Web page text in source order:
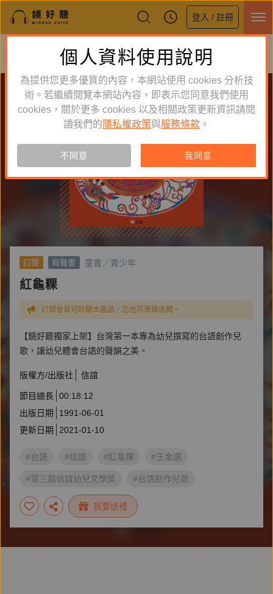
登入 / 註冊
鏡好聽全新APP上線
體驗全面升級，即刻下載
訂閱 有聲書 童書／青少年
紅龜粿
訂閱會員可聆聽本產品，您也可單購收藏。
【鏡好聽獨家上架】台灣第一本專為幼兒撰寫的台語創作兒
歌，讓幼兒體會台語的聲韻之美。
版權方/出版社 信誼
節目總長 00:18:12
出版日期
1991-06-01
更新日期
2021-01-10
#台語 #信誼 #紅龜粿 #王金選
#第三屆信誼幼兒文學獎 #台語創作兒歌
#台語有聲書
我要送禮
個人資料使用說明
為提供您更多優質的內容，本網站使用 cookies 分析技
術。若繼續閱覽本網站內容，即表示您同意我們使用
cookies，關於更多 cookies 以及相關政策更新資訊請閱
讀我們的 隱私權政策與服務條款 。
不同意 我同意